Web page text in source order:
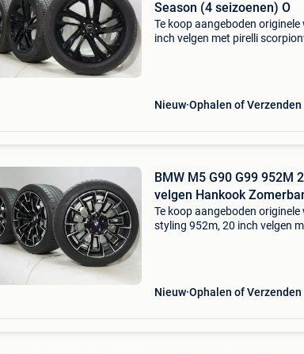
Season (4 seizoenen) O
Te koop aangeboden
inch velgen met pirelli
Nieuw Ophalen of Verzenden
BMW M5 G90 G99 952M
velgen Hankook
Te koop aangeboden originele
styling 952m, 20 inch velgen
Nieuw Ophalen of Verzenden